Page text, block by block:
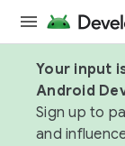
Your input
Android
Sign up to
and